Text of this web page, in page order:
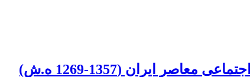
ایران (1357-1269 ه.ش)